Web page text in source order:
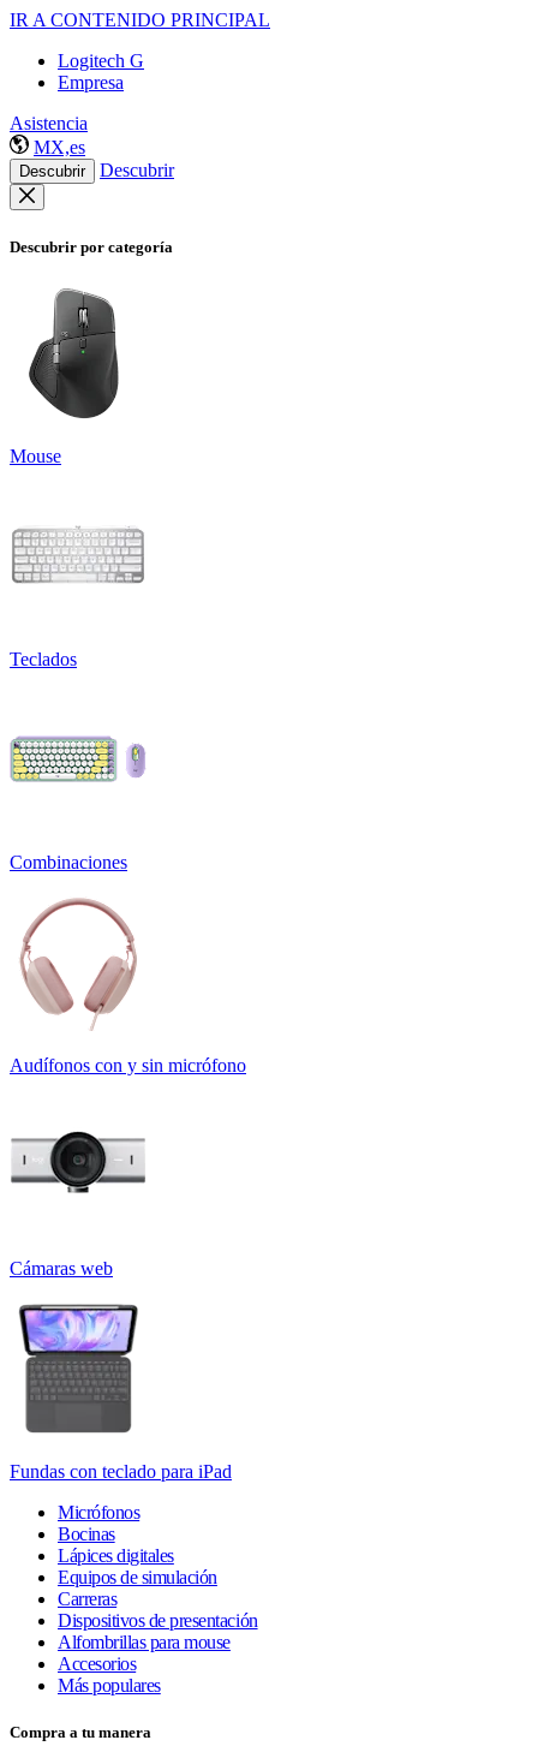
IR A CONTENIDO PRINCIPAL
Logitech G
Empresa
Asistencia
MX,es
Descubrir Descubrir
Descubrir por categoría
Mouse
Teclados
Combinaciones
Audífonos con y sin micrófono
Cámaras web
Fundas con teclado para iPad
Micrófonos
Bocinas
Lápices digitales
Equipos de simulación
Carreras
Dispositivos de presentación
Alfombrillas para mouse
Accesorios
Más populares
Compra a tu manera